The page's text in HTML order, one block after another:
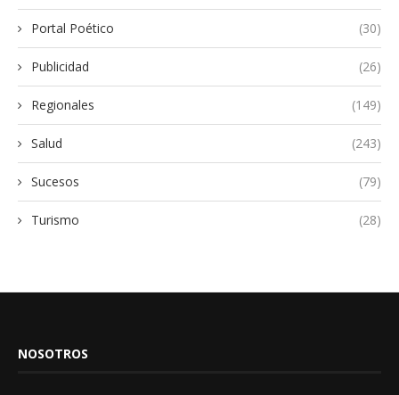
Portal Poético (30)
Publicidad (26)
Regionales (149)
Salud (243)
Sucesos (79)
Turismo (28)
NOSOTROS